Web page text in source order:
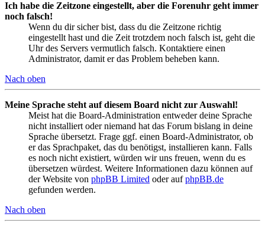
Ich habe die Zeitzone eingestellt, aber die Forenuhr geht immer
noch falsch!
Wenn du dir sicher bist, dass du die Zeitzone richtig
eingestellt hast und die Zeit trotzdem noch falsch ist, geht die
Uhr des Servers vermutlich falsch. Kontaktiere einen
Administrator, damit er das Problem beheben kann.
Nach oben
Meine Sprache steht auf diesem Board nicht zur Auswahl!
Meist hat die Board-Administration entweder deine Sprache
nicht installiert oder niemand hat das Forum bislang in deine
Sprache übersetzt. Frage ggf. einen Board-Administrator, ob
er das Sprachpaket, das du benötigst, installieren kann. Falls
es noch nicht existiert, würden wir uns freuen, wenn du es
übersetzen würdest. Weitere Informationen dazu können auf
der Website von phpBB Limited oder aufphpBB.de
gefunden werden.
Nach oben